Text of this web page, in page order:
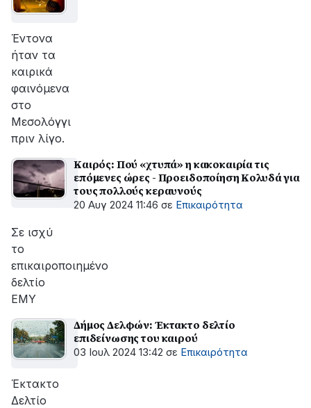
Έντονα
ήταν τα
καιρικά
φαινόμενα
στο
Μεσολόγγι
πριν λίγο.
Καιρός: Πού «χτυπά» η κακοκαιρία τις
επόμενες ώρες - Προειδοποίηση Κολυδά για
τους πολλούς κεραυνούς
20 Αυγ 2024 11:46 σε Επικαιρότητα
Σε ισχύ
το
επικαιροποιημένο
δελτίο
ΕΜΥ
Δήμος Δελφών: Έκτακτο δελτίο
επιδείνωσης του καιρού
03 Ιουλ 2024 13:42 σε Επικαιρότητα
Έκτακτο
Δελτίο